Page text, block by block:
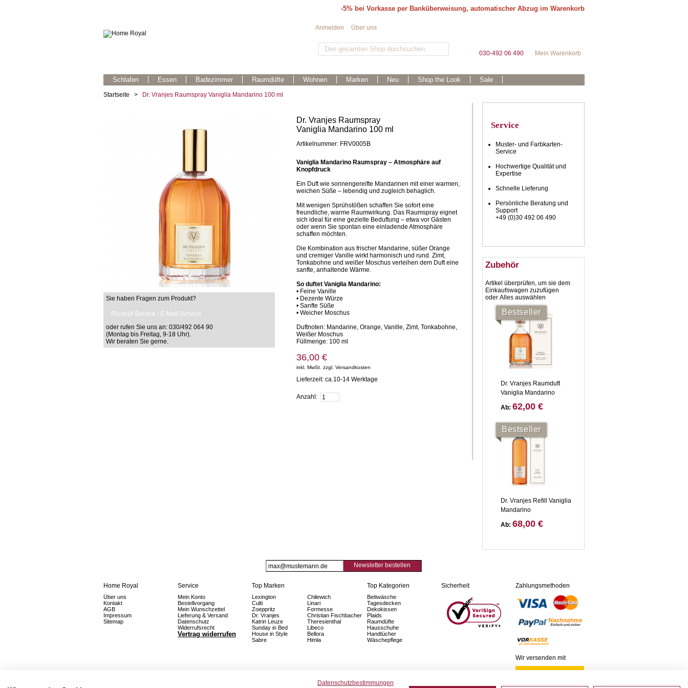
-5% bei Vorkasse per Banküberweisung, automatischer Abzug im Warenkorb
Mein Warenkorb
030-492 06 490
Schlafen Essen Badezimmer Raumdüfte Wohnen Marken Neu Shop the Look Sale
Anmelden Über uns
Startseite > Dr. Vranjes Raumspray Vaniglia Mandarino 100 ml
Sie haben Fragen zum Produkt?
Rückruf-Service / E-Mail-Service
oder rufen Sie uns an: 030/492 064 90
(Montag bis Freitag, 9-18 Uhr).
Wir beraten Sie gerne.
Dr. Vranjes Raumspray
Vaniglia Mandarino 100 ml
Artikelnummer: FRV0005B
Vaniglia Mandarino Raumspray – Atmosphäre auf
Knopfdruck
Ein Duft wie sonnengereifte Mandarinen mit einer warmen,
weichen Süße – lebendig und zugleich behaglich.
Mit wenigen Sprühstößen schaffen Sie sofort eine
freundliche, warme Raumwirkung. Das Raumspray eignet
sich ideal für eine gezielte Beduftung – etwa vor Gästen
oder wenn Sie spontan eine einladende Atmosphäre
schaffen möchten.
Die Kombination aus frischer Mandarine, süßer Orange
und cremiger Vanille wirkt harmonisch und rund. Zimt,
Tonkabohne und weißer Moschus verleihen dem Duft eine
sanfte, anhaltende Wärme.
So duftet Vaniglia Mandarino:
• Feine Vanille
• Dezente Würze
• Sanfte Süße
• Weicher Moschus
Duftnoten: Mandarine, Orange, Vanille, Zimt, Tonkabohne,
Weißer Moschus
Füllmenge: 100 ml
36,00 €
inkl. MwSt. zzgl. Versandkosten
Lieferzeit: ca.10-14 Werktage
Anzahl:
Service
Muster- und Farbkarten-
Service
Hochwertige Qualität und
Expertise
Schnelle Lieferung
Persönliche Beratung und
Support
+49 (0)30 492 06 490
Zubehör
Artikel überprüfen, um sie dem
Einkaufswagen zuzufügen
oder Alles auswählen
Bestseller
Dr. Vranjes Raumduft
Vaniglia Mandarino
Ab: 62,00 €
Bestseller
Dr. Vranjes Refill Vaniglia
Mandarino
Ab: 68,00 €
Newsletter bestellen
Home Royal
Über uns
Kontakt
AGB
Impressum
Sitemap
Service
Mein Konto
Bestellvorgang
Mein Wunschzettel
Lieferung & Versand
Datenschutz
Widerrufsrecht
Vertrag widerrufen
Top Marken
Lexington
Chilewich
Culti
Linari
Zoeppritz
Formesse
Dr. Vranjes
Christian Fischbacher
Katrin Leuze
Theresienthal
Sunday in Bed
Libeco
House in Style
Bellora
Sabre
Himla
Top Kategorien
Bettwäsche
Tagesdecken
Dekokissen
Plaids
Raumdüfte
Hausschuhe
Handtücher
Wäschepflege
Sicherheit Zahlungsmethoden
Wir versenden mit
Datenschutzbestimmungen